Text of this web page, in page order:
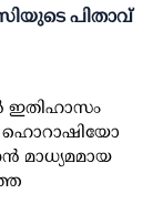
പിതാവ്
ഹൊറാഷിയോ
മാധ്യമമായ